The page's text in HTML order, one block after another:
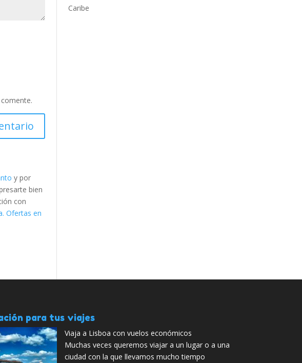
y por
bien
con
Ofertas en
para tus viajes
Viaja a Lisboa con vuelos económicos
Muchas veces queremos viajar a un lugar o a una
ciudad con la que llevamos mucho tiempo